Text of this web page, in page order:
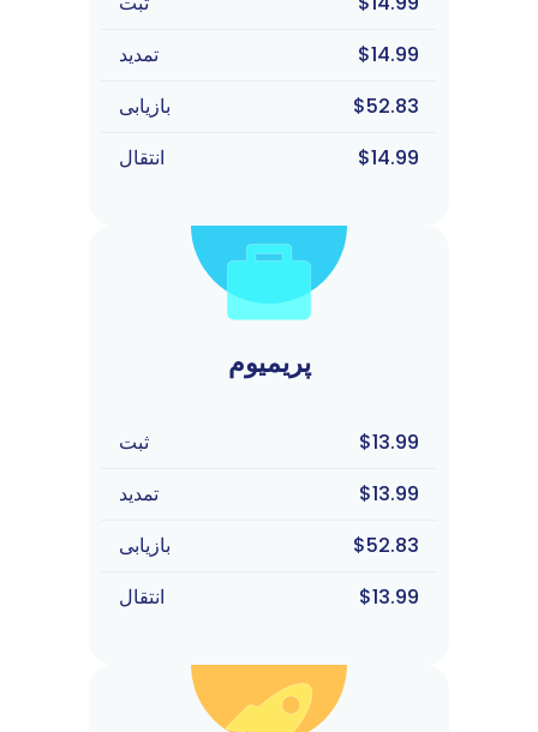
$14.99
تمدید
$52.83
بازیابی
$14.99
انتقال
پریمیوم
$13.99
ثبت
$13.99
تمدید
$52.83
بازیابی
$13.99
انتقال